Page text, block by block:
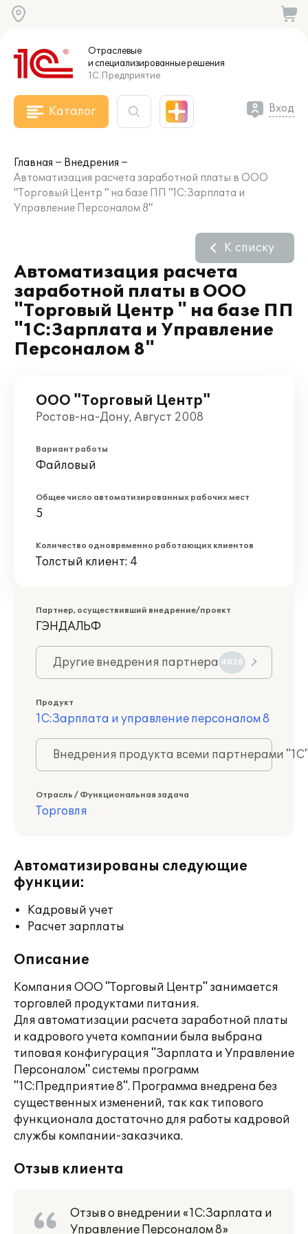
Отраслевые
и специализированныерешения
1С:Предприятие
Каталог Вход
Главная
Внедрения
Автоматизация расчета заработной платы в ООО
"Торговый Центр " на базе ПП "1С:Зарплата и
Управление Персоналом 8"
Автоматизация расчета
заработной платы в ООО
"Торговый Центр " на базе ПП
"1С:Зарплата и Управление
Персоналом 8"
К списку
ООО "Торговый Центр"
Ростов-на-Дону, Август 2008
Вариант работы
Файловый
Общее число автоматизированных рабочих мест
5
Количество одновременно работающих клиентов
Толстый клиент: 4
Партнер, осуществивший внедрение/проект
ГЭНДАЛЬФ
Другие внедрения партнера 4028
Продукт
1С:Зарплата и управление персоналом 8
Внедрения продукта всеми партнерами
Отрасль / Функциональная задача
Торговля
Автоматизированы следующие
функции:
Кадровый учет
Расчет зарплаты
Описание
Компания ООО "Торговый Центр" занимается
торговлей продуктами питания.
Для автоматизации расчета заработной платы
и кадрового учета компании была выбрана
типовая конфигурация "Зарплата и Управление
Персоналом" системы программ
"1С:Предприятие 8". Программа внедрена без
существенных изменений, так как типового
функционала достаточно для работы кадровой
службы компании-заказчика.
Отзыв клиента
Отзыв о внедрении «1С:Зарплата и
Управление Персоналом 8»